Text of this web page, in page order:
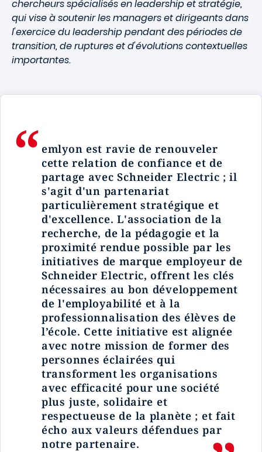
chercheurs spécialisés en leadership et stratégie,
qui vise à soutenir les managers et dirigeants dans
l'exercice du leadership pendant des périodes de
transition, de ruptures et d'évolutions contextuelles
importantes.
emlyon est ravie de renouveler
cette relation de confiance et de
partage avec Schneider Electric ; il
s'agit d'un partenariat
particulièrement stratégique et
d'excellence. L'association de la
recherche, de la pédagogie et la
proximité rendue possible par les
initiatives de marque employeur de
Schneider Electric, offrent les clés
nécessaires au bon développement
de l'employabilité et à la
professionnalisation des élèves de
l’école. Cette initiative est alignée
avec notre mission de former des
personnes éclairées qui
transforment les organisations
avec efficacité pour une société
plus juste, solidaire et
respectueuse de la planète ; et fait
écho aux valeurs défendues par
notre partenaire.